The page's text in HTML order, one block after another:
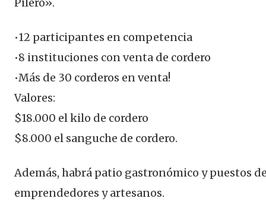
•12 participantes en competencia
•8 instituciones con venta de cordero
•Más de 30 corderos en venta!
Valores:
$18.000 el kilo de cordero
$8.000 el sanguche de cordero.
Además, habrá patio gastronómico y puestos
emprendedores y artesanos.